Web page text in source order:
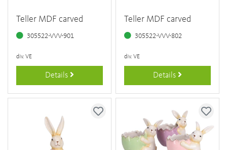
Teller MDF carved
305522-VVV-901
div. VE
Details
Teller MDF carved
305522-VVV-802
div. VE
Details